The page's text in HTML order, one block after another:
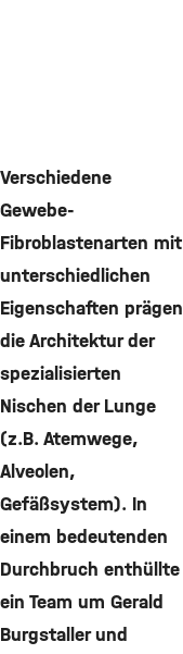
Verschiedene
Gewebe-
Fibroblastenarten mit
unterschiedlichen
Eigenschaften prägen
die Architektur der
spezialisierten
Nischen der Lunge
(z.B. Atemwege,
Alveolen,
Gefäßsystem). In
einem bedeutenden
Durchbruch enthüllte
ein Team um Gerald
Burgstaller und